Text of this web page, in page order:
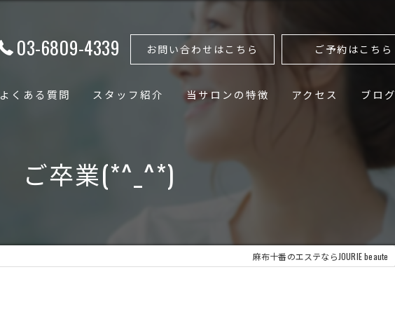
03-6809-4339 お問い合わせはこちら ご予約はこちら
よくある質問 スタッフ紹介 当サロンの特徴
小顔
アクセス ブログ
ご卒業(*^_^*)
麻布十番のエステならJOURIE beaute